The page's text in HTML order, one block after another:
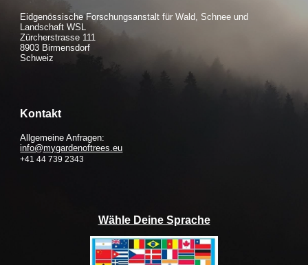
Eidgenössische Forschungsanstalt für Wald, Schnee und
Landschaft WSL
Zürcherstrasse 111
8903 Birmensdorf
Schweiz
Kontakt
Allgemeine Anfragen:
info@mygardenoftrees.eu
+41 44 739 2343
Wähle Deine Sprache